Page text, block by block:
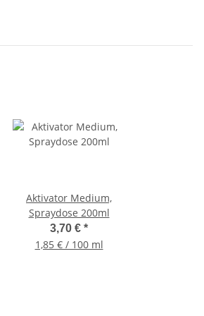
Aktivator Medium,
Spraydose 200ml
3,70 € *
1,85 € / 100 ml